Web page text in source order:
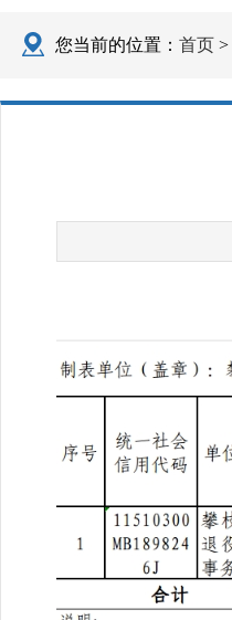
您当前的位置： 首页 >